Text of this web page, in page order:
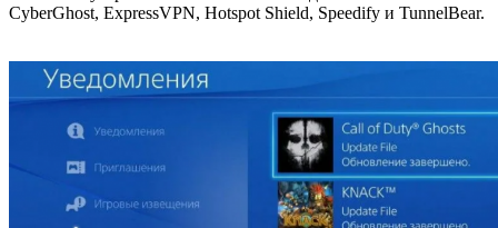
CyberGhost, ExpressVPN, Hotspot Shield, Speedify и TunnelBear.